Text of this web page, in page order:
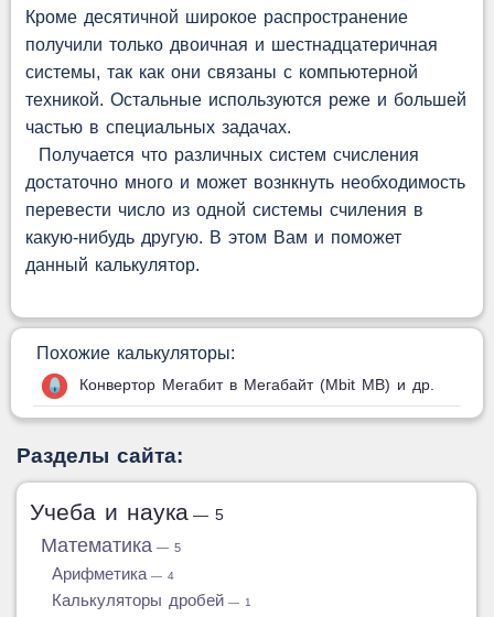
Кроме десятичной широкое распространение
получили только двоичная и шестнадцатеричная
системы, так как они связаны с компьютерной
техникой. Остальные используются реже и большей
частью в специальных задачах.
Получается что различных систем счисления
достаточно много и может вознкнуть необходимость
перевести число из одной системы счиления в
какую-нибудь другую. В этом Вам и поможет
данный калькулятор.
Похожие калькуляторы:
Конвертор Мегабит в Мегабайт (Mbit MB) и др.
Разделы сайта:
Учеба и наука — 5
Математика — 5
Арифметика — 4
Калькуляторы дробей — 1